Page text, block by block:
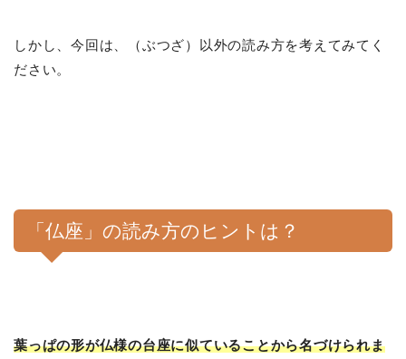
しかし、今回は、（ぶつざ）以外の読み方を考えてみてく
ださい。
「仏座」の読み方のヒントは？
葉っぱの形が仏様の台座に似ていることから名づけられま